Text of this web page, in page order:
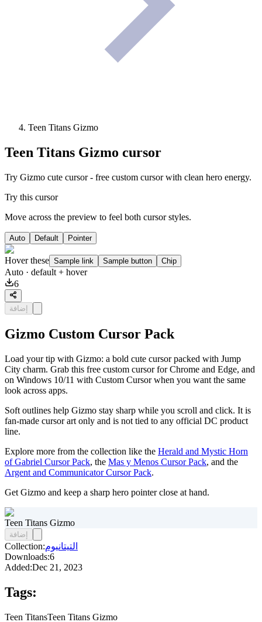
Teen Titans Gizmo
Teen Titans Gizmo cursor
Try Gizmo cute cursor - free custom cursor with clean hero energy.
Try this cursor
Move across the preview to feel both cursor styles.
Auto Default Pointer
Hover these Sample link Sample button Chip
Auto · default + hover
6
إضافة
Gizmo Custom Cursor Pack
Load your tip with Gizmo: a bold cute cursor packed with Jump
City charm. Grab this free custom cursor for Chrome and Edge, and
on Windows 10/11 with Custom Cursor when you want the same
look across apps.
Soft outlines help Gizmo stay sharp while you scroll and click. It is
fan-made cursor art only and is not tied to any official DC product
line.
Explore more from the collection like the Herald and Mystic Horn
of Gabriel Cursor Pack, the Mas y Menos Cursor Pack, and the
Argent and Communicator Cursor Pack.
Get Gizmo and keep a sharp hero pointer close at hand.
Teen Titans Gizmo
إضافة
Collection:التيتانيوم
Downloads:6
Added:Dec 21, 2023
Tags:
Teen TitansTeen Titans Gizmo